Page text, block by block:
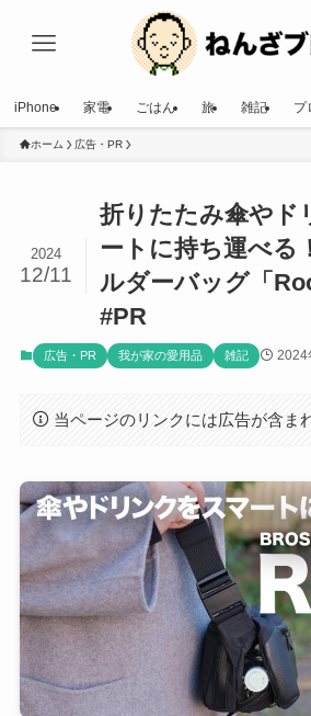
iPhone 家電 ごはん 旅 雑記 プ
ホーム 広告・PR
折りたたみ傘やド
ートに持ち運べる
ルダーバッグ「
#PR
2024
12/11
広告・PR 我が家の愛用品 雑記 2024
当ページのリンクには広告が含ま